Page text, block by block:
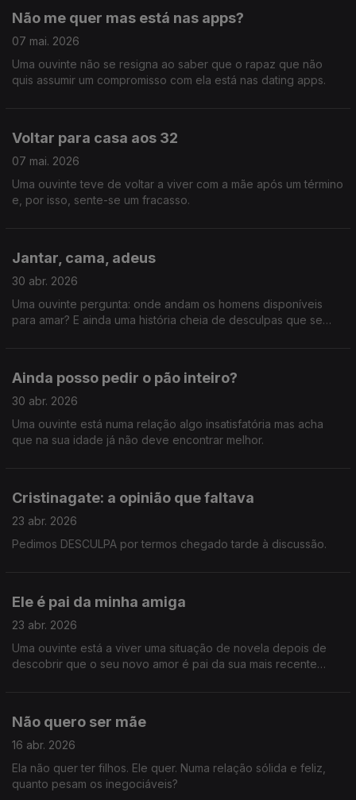
Não me quer mas está nas apps?
07 mai. 2026
Uma ouvinte não se resigna ao saber que o rapaz que não
quis assumir um compromisso com ela está nas dating apps.
Voltar para casa aos 32
07 mai. 2026
Uma ouvinte teve de voltar a viver com a mãe após um término
e, por isso, sente-se um fracasso.
Jantar, cama, adeus
30 abr. 2026
Uma ouvinte pergunta: onde andam os homens disponíveis
para amar? E ainda uma história cheia de desculpas que se
Ainda posso pedir o pão inteiro?
30 abr. 2026
Uma ouvinte está numa relação algo insatisfatória mas acha
que na sua idade já não deve encontrar melhor.
Cristinagate: a opinião que faltava
23 abr. 2026
Pedimos DESCULPA por termos chegado tarde à discussão.
Ele é pai da minha amiga
23 abr. 2026
Uma ouvinte está a viver uma situação de novela depois de
descobrir que o seu novo amor é pai da sua mais recente
Não quero ser mãe
16 abr. 2026
Ela não quer ter filhos. Ele quer. Numa relação sólida e feliz,
quanto pesam os inegociáveis?